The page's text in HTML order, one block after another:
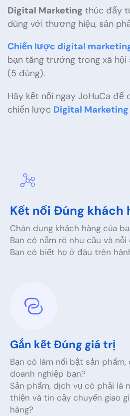
Digital Marketing thúc đẩy
dùng với thương hiệu, sản
Chiến lược digital
bạn tăng trưởng trong xã hội
(5 đúng).
Hãy kết nối ngay JoHuCa để
chiến lược Digital
Kết nối Đúng khách
Chân dung khách hàng của
Bạn có nắm rõ nhu cầu và nỗi
Bạn có biết họ ở đâu trên
Gắn kết Đúng giá trị
Bạn có làm nổi bật sản phẩm,
doanh nghiệp bạn?
Sản phẩm, dịch vụ có phải là
thiện và tin cậy chuyển giao
hàng?